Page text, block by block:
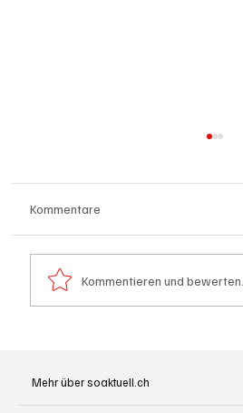
gesucht)
Kommentare
Kommentieren und bewerten...
Mehr über soaktuell.ch